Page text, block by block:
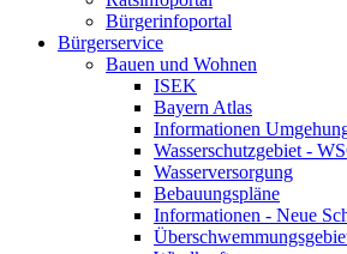
Bürgerinfoportal
Bürgerservice
Bauen und Wohnen
ISEK
Bayern Atlas
Informationen
Wasserschutzgebiet -
Wasserversorgung
Bebauungspläne
Informationen - Neue